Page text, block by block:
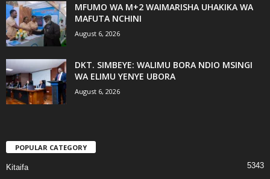
MFUMO WA M+2 WAIMARISHA UHAKIKA WA
MAFUTA NCHINI
August 6, 2026
DKT. SIMBEYE: WALIMU BORA NDIO MSINGI
WA ELIMU YENYE UBORA
August 6, 2026
POPULAR CATEGORY
Kitaifa
5343